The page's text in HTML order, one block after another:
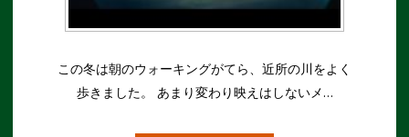
この冬は朝のウォーキングがてら、近所の川をよく
歩きました。 あまり変わり映えはしないメ…